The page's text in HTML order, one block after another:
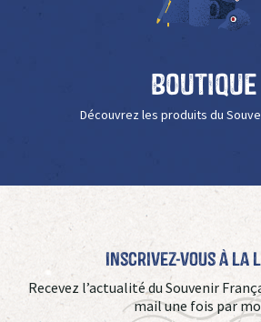
Boutique
Découvrez les produits du
Inscrivez-vous à La
Recevez l’actualité du Souvenir
mail une fois par